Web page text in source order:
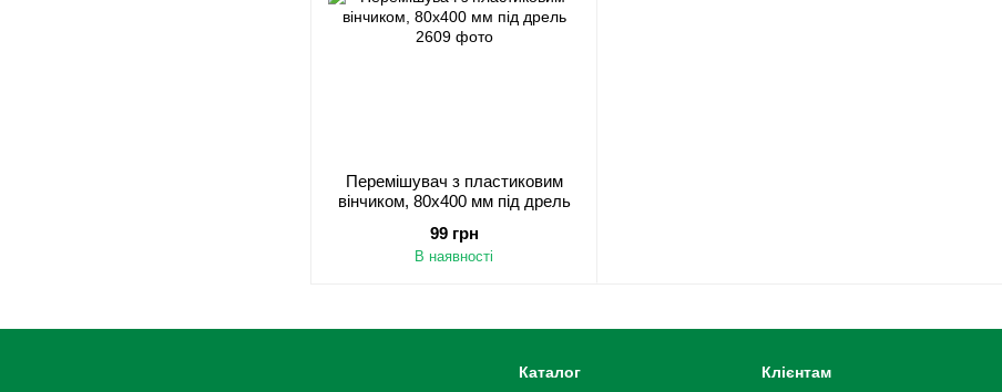
Перемішувач з пластиковим
вінчиком, 80х400 мм під дрель
99 грн
В наявності
Каталог Клієнтам